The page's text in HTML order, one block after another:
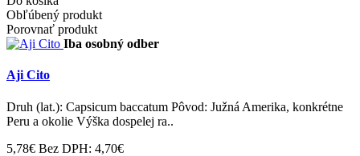
Obľúbený produkt
Porovnať produkt
Iba osobný odber
Aji Cito
Druh (lat.): Capsicum baccatum Pôvod: Južná Amerika, konkrétne
Peru a okolie Výška dospelej ra..
5,78€ Bez DPH: 4,70€